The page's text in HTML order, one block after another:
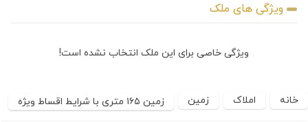
ویژگی های ملک
ویژگی خاصی برای این ملک انتخاب نشده است!
خانه املاک زمین زمین ۱۶۵ متری با شرایط اقساط ویژه